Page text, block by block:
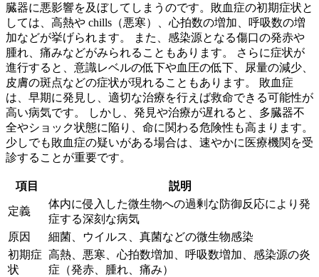
臓器に悪影響を及ぼしてしまうのです。 敗血症の初期症状と
しては、高熱や chills（悪寒）、心拍数の増加、呼吸数の増
加などが挙げられます。
また、感染源となる傷口の発赤や
腫れ、痛みなどがみられることもあります。 さらに症状が
進行すると、意識レベルの低下や血圧の低下、尿量の減少、
皮膚の斑点などの症状が現れることもあります。 敗血症
は、 早期に発見し、適切な治療を行えば救命できる可能性が
高い病気です。 しかし、発見や治療が遅れると、多臓器不
全やショック状態に陥り、命に関わる危険性も高まります。
少しでも敗血症の疑いがある場合は、速やかに医療機関を受
診することが重要です。
項目 説明
定義
体内に侵入した微生物への過剰な防御反応により発
症する深刻な病気
原因
細菌、ウイルス、真菌などの微生物感染
初期症
状
高熱、悪寒、心拍数増加、呼吸数増加、感染源の炎
症（発赤、腫れ、痛み）